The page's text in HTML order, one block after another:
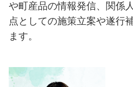
や町産品の情報発信、関係
点としての施策立案や遂行
ます。